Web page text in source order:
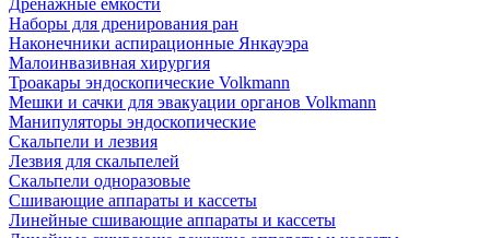
Дренажные емкости
Наборы для дренирования ран
Наконечники аспирационные Янкауэра
Малоинвазивная хирургия
Троакары эндоскопические Volkmann
Мешки и сачки для эвакуации органов Volkmann
Манипуляторы эндоскопические
Скальпели и лезвия
Лезвия для скальпелей
Скальпели одноразовые
Сшивающие аппараты и кассеты
Линейные сшивающие аппараты и кассеты